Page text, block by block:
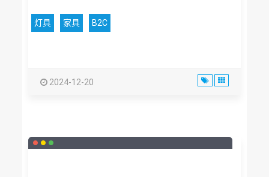
灯具 家具 B2C
2024-12-20